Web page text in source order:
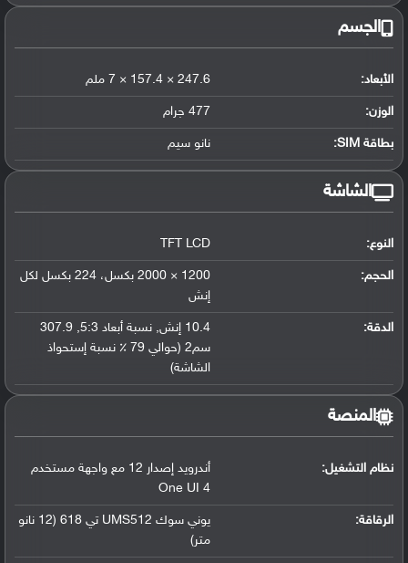
الجسم
الأبعاد: 247.6 × 157.4 × 7 ملم
الوزن: 477 جرام
بطاقة SIM: نانو سيم
الشاشة
النوع: TFT LCD
الحجم:
1200 × 2000 بكسل، 224 بكسل لكل
إنش
الدقة: 10.4 إنش , نسبة أبعاد 5:3 ,
307.9
سم2 (حوالي 79 ٪ نسبة إستحواذ
الشاشة)
المنصة
نظام التشغيل:
أندرويد إصدار 12 مع واجهة مستخدم
One UI 4
الرقاقة:
يوني سوك UMS512 تي 618 (12 نانو
متر)